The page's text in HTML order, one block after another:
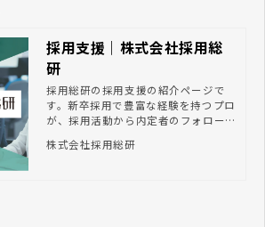
採用支援｜株式会社採用総
研
採用総研の採用支援の紹介ページで
す。新卒採用で豊富な経験を持つプロ
が、採用活動から内定者のフォローま
人媒体や採用手法のご提案から、採用
株式会社採用総研